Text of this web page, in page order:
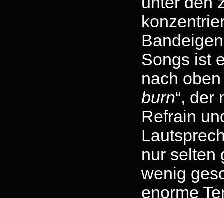
Songs ist
nach
burn“, der
Refrain
nur selten
wenig
enorme